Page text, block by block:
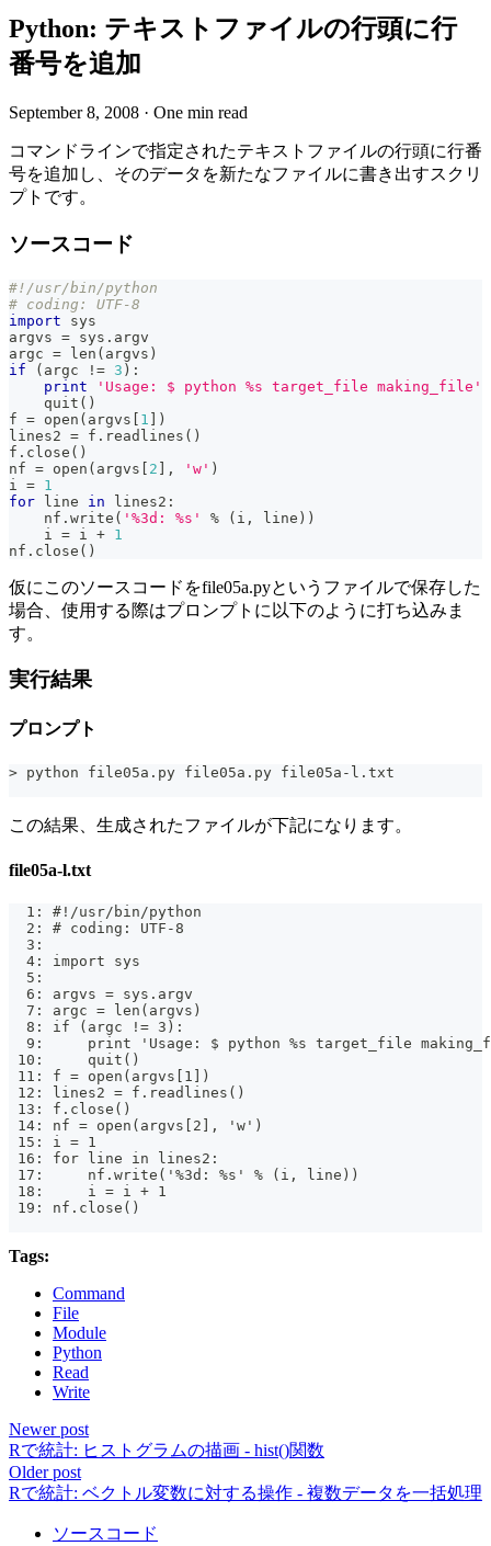
Python: テキストファイルの行頭に行
番号を追加
September 8, 2008 · One min read
コマンドラインで指定されたテキストファイルの行頭に行番
号を追加し、そのデータを新たなファイルに書き出すスクリ
プトです。
ソースコード
#!/usr/bin/python
# coding: UTF-8
import sys
argvs = sys . argv
argc = len ( argvs )
if
( argc != 3 ) :
print
'Usage: $ python %s target_file making_file'
    quit
( )
f = open ( argvs [ 1 ] )
lines2 = f . readlines ( )
f . close ( )
nf = open ( argvs [ 2 ] , 'w' )
i = 1
for line in lines2 :
    nf
. write ( '%3d: %s' % ( i , line ) )
    i
= i + 1
nf . close ( )
仮にこのソースコードをfile05a.pyというファイルで保存した
場合、使用する際はプロンプトに以下のように打ち込みま
す。
実行結果
プロンプト
> python file05a.py file05a.py file05a-l.txt
この結果、生成されたファイルが下記になります。
file05a-l.txt
  1: #!/usr/bin/python
  2: # coding: UTF-8
  3:
  4: import sys
  5:
  6: argvs = sys.argv
  7: argc = len(argvs)
  8: if (argc != 3):
9:     print 'Usage: $ python %s target_file
10:     quit()
11: f = open(argvs[1])
12: lines2 = f.readlines()
13: f.close()
14: nf = open(argvs[2], 'w')
15: i = 1
16: for line in lines2:
17:     nf.write('%3d: %s' % (i, line))
18:     i = i + 1
19: nf.close()
Tags:
Command
File
Module
Python
Read
Write
Newer post
Rで統計: ヒストグラムの描画 - hist()関数
Older post
Rで統計: ベクトル変数に対する操作 - 複数データを一括処理
ソースコード